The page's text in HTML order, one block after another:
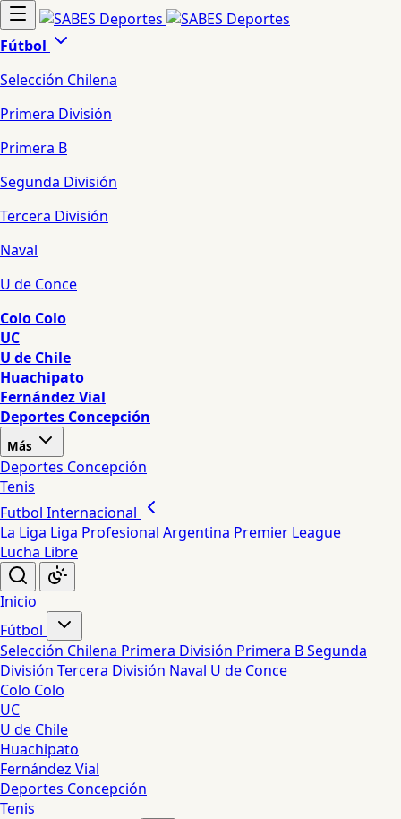
Fútbol
Selección Chilena
Primera División
Primera B
Segunda División
Tercera División
Naval
U de Conce
Colo Colo
UC
U de Chile
Huachipato
Fernández Vial
Deportes Concepción
Más
Deportes Concepción
Tenis
Futbol Internacional
La Liga Liga Profesional Argentina Premier League
Lucha Libre
Inicio
Fútbol
Selección Chilena Primera División Primera BSegunda
División Tercera División Naval U de Conce
Colo Colo
UC
U de Chile
Huachipato
Fernández Vial
Deportes Concepción
Tenis